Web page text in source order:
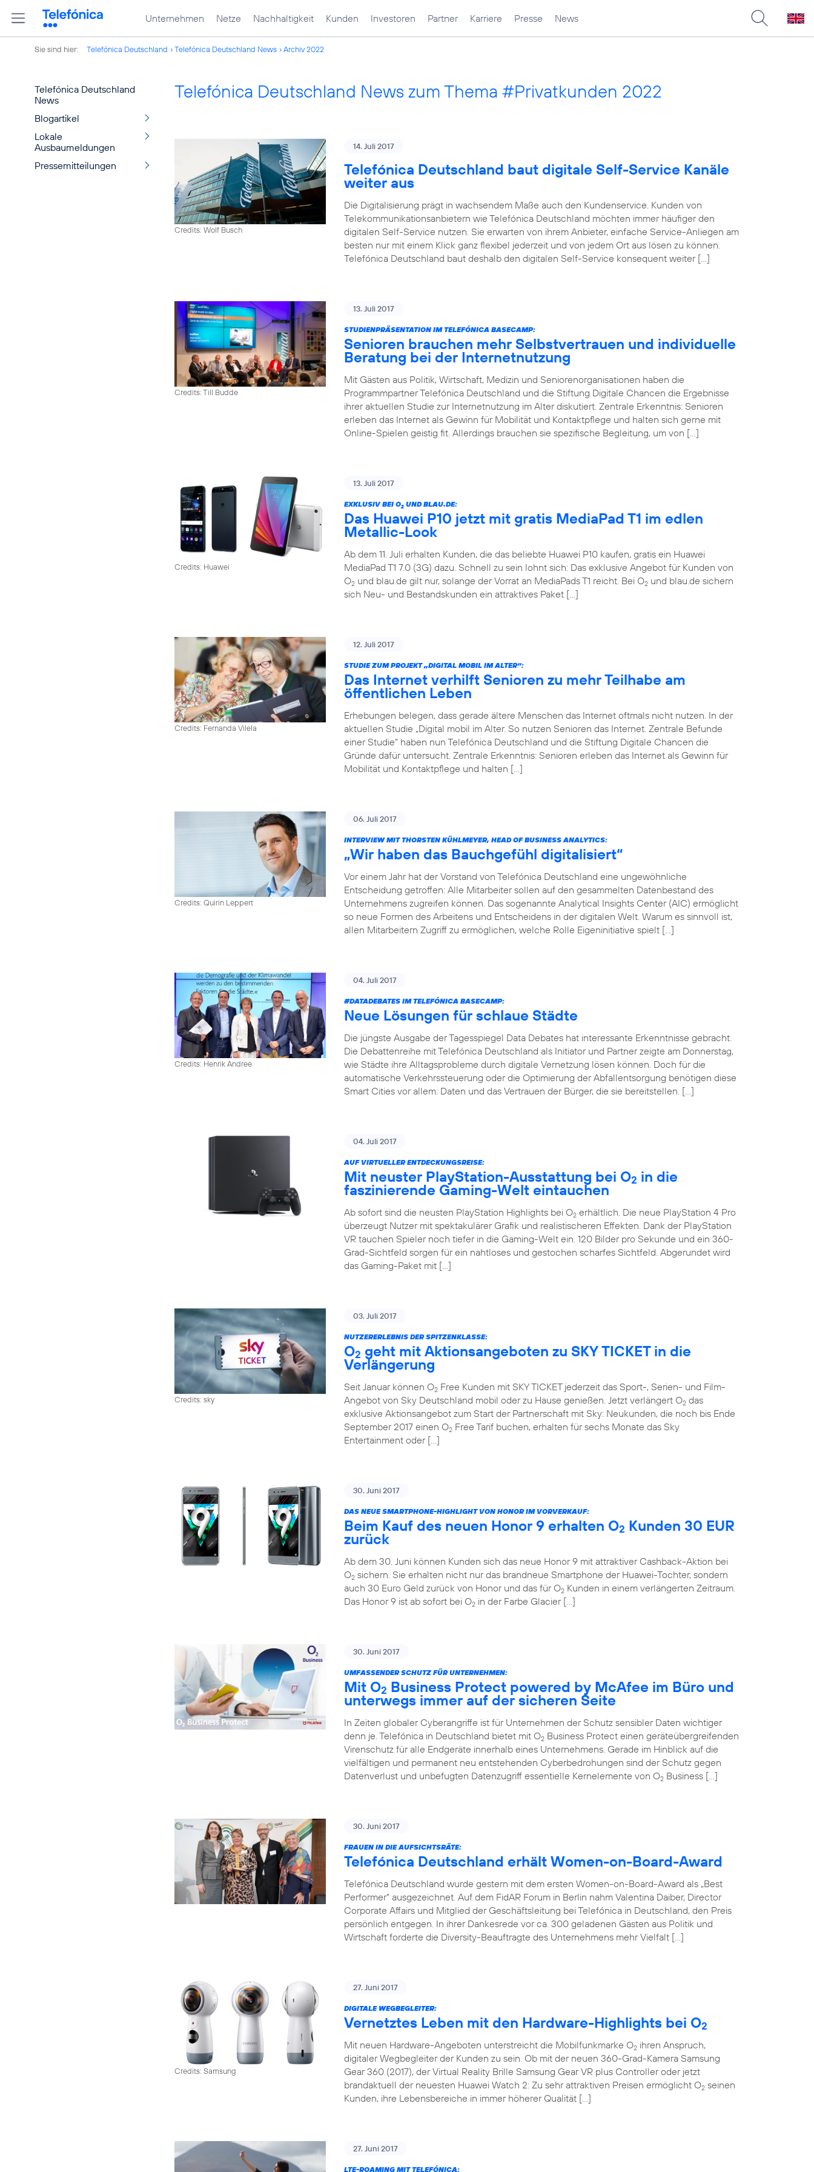
Unternehmen Netze Nachhaltigkeit Kunden Investoren Partner Karriere Presse News
Sie sind hier: Telefónica Deutschland Telefónica Deutschland News Archiv 2022
Telefónica Deutschland
News
Blogartikel
Lokale
Ausbaumeldungen
Pressemitteilungen
Telefónica Deutschland News zum Thema #Privatkunden 2022
Credits: Wolf Busch
14. Juli 2017
Telefónica Deutschland baut digitale Self-Service Kanäle
weiter aus
Die Digitalisierung prägt in wachsendem Maße auch den Kundenservice. Kunden von
Telekommunikationsanbietern wie Telefónica Deutschland möchten immer häufiger den
digitalen Self-Service nutzen. Sie erwarten von ihrem Anbieter, einfache Service-Anliegen am
besten nur mit einem Klick ganz flexibel jederzeit und von jedem Ort aus lösen zu können.
Telefónica Deutschland baut deshalb den digitalen Self-Service konsequent weiter […]
Credits: Till Budde
13. Juli 2017
STUDIENPRÄSENTATION IM TELEFÓNICA BASECAMP:
Senioren brauchen mehr Selbstvertrauen und individuelle
Beratung bei der Internetnutzung
Mit Gästen aus Politik, Wirtschaft, Medizin und Seniorenorganisationen haben die
Programmpartner Telefónica Deutschland und die Stiftung Digitale Chancen die Ergebnisse
ihrer aktuellen Studie zur Internetnutzung im Alter diskutiert. Zentrale Erkenntnis: Senioren
erleben das Internet als Gewinn für Mobilität und Kontaktpflege und halten sich gerne mit
Online-Spielen geistig fit. Allerdings brauchen sie spezifische Begleitung, um von […]
Credits: Huawei
13. Juli 2017
EXKLUSIV BEI O2 UND BLAU.DE:
Das Huawei P10 jetzt mit gratis MediaPad T1 im edlen
Metallic-Look
Ab dem 11. Juli erhalten Kunden, die das beliebte Huawei P10 kaufen, gratis ein Huawei
MediaPad T1 7.0 (3G) dazu. Schnell zu sein lohnt sich: Das exklusive Angebot für Kunden von
O2 und blau.de gilt nur, solange der Vorrat an MediaPads T1 reicht. Bei O2 und blau.de sichern
sich Neu- und Bestandskunden ein attraktives Paket […]
Credits: Fernanda Vilela
12. Juli 2017
STUDIE ZUM PROJEKT „DIGITAL MOBIL IM ALTER“:
Das Internet verhilft Senioren zu mehr Teilhabe am
öffentlichen Leben
Erhebungen belegen, dass gerade ältere Menschen das Internet oftmals nicht nutzen. In der
aktuellen Studie „Digital mobil im Alter. So nutzen Senioren das Internet. Zentrale Befunde
einer Studie“ haben nun Telefónica Deutschland und die Stiftung Digitale Chancen die
Gründe dafür untersucht. Zentrale Erkenntnis: Senioren erleben das Internet als Gewinn für
Mobilität und Kontaktpflege und halten […]
Credits: Quirin Leppert
06. Juli 2017
INTERVIEW MIT THORSTEN KÜHLMEYER, HEAD OF BUSINESS ANALYTICS:
„Wir haben das Bauchgefühl digitalisiert“
Vor einem Jahr hat der Vorstand von Telefónica Deutschland eine ungewöhnliche
Entscheidung getroffen: Alle Mitarbeiter sollen auf den gesammelten Datenbestand des
Unternehmens zugreifen können. Das sogenannte Analytical Insights Center (AIC) ermöglicht
so neue Formen des Arbeitens und Entscheidens in der digitalen Welt. Warum es sinnvoll ist,
allen Mitarbeitern Zugriff zu ermöglichen, welche Rolle Eigeninitiative spielt […]
Credits: Henrik Andree
04. Juli 2017
#DATADEBATES IM TELEFÓNICA BASECAMP:
Neue Lösungen für schlaue Städte
Die jüngste Ausgabe der Tagesspiegel Data Debates hat interessante Erkenntnisse gebracht.
Die Debattenreihe mit Telefónica Deutschland als Initiator und Partner zeigte am Donnerstag,
wie Städte ihre Alltagsprobleme durch digitale Vernetzung lösen können. Doch für die
automatische Verkehrssteuerung oder die Optimierung der Abfallentsorgung benötigen diese
Smart Cities vor allem: Daten und das Vertrauen der Bürger, die sie bereitstellen. […]
04. Juli 2017
AUF VIRTUELLER ENTDECKUNGSREISE:
Mit neuster PlayStation-Ausstattung bei O2 in die
faszinierende Gaming-Welt eintauchen
Ab sofort sind die neusten PlayStation Highlights bei O2 erhältlich. Die neue PlayStation 4 Pro
überzeugt Nutzer mit spektakulärer Grafik und realistischeren Effekten. Dank der PlayStation
VR tauchen Spieler noch tiefer in die Gaming-Welt ein. 120 Bilder pro Sekunde und ein 360-
Grad-Sichtfeld sorgen für ein nahtloses und gestochen scharfes Sichtfeld. Abgerundet wird
das Gaming-Paket mit […]
Credits: sky
03. Juli 2017
NUTZERERLEBNIS DER SPITZENKLASSE:
O2 geht mit Aktionsangeboten zu SKY TICKET in die
Verlängerung
Seit Januar können O2 Free Kunden mit SKY TICKET jederzeit das Sport-, Serien- und Film-
Angebot von Sky Deutschland mobil oder zu Hause genießen. Jetzt verlängert O2 das
exklusive Aktionsangebot zum Start der Partnerschaft mit Sky: Neukunden, die noch bis Ende
September 2017 einen O2 Free Tarif buchen, erhalten für sechs Monate das Sky
Entertainment oder […]
30. Juni 2017
DAS NEUE SMARTPHONE-HIGHLIGHT VON HONOR IM VORVERKAUF:
Beim Kauf des neuen Honor 9 erhalten O2 Kunden 30 EUR
zurück
Ab dem 30. Juni können Kunden sich das neue Honor 9 mit attraktiver Cashback-Aktion bei
O2 sichern. Sie erhalten nicht nur das brandneue Smartphone der Huawei-Tochter, sondern
auch 30 Euro Geld zurück von Honor und das für O2 Kunden in einem verlängerten Zeitraum.
Das Honor 9 ist ab sofort bei O2 in der Farbe Glacier […]
30. Juni 2017
UMFASSENDER SCHUTZ FÜR UNTERNEHMEN:
Mit O2 Business Protect powered by McAfee im Büro und
unterwegs immer auf der sicheren Seite
In Zeiten globaler Cyberangriffe ist für Unternehmen der Schutz sensibler Daten wichtiger
denn je. Telefónica in Deutschland bietet mit O2 Business Protect einen geräteübergreifenden
Virenschutz für alle Endgeräte innerhalb eines Unternehmens. Gerade im Hinblick auf die
vielfältigen und permanent neu entstehenden Cyberbedrohungen sind der Schutz gegen
Datenverlust und unbefugten Datenzugriff essentielle Kernelemente von O2 Business […]
30. Juni 2017
FRAUEN IN DIE AUFSICHTSRÄTE:
Telefónica Deutschland erhält Women-on-Board-Award
Telefónica Deutschland wurde gestern mit dem ersten Women-on-Board-Award als „Best
Performer“ ausgezeichnet. Auf dem FidAR Forum in Berlin nahm Valentina Daiber, Director
Corporate Affairs und Mitglied der Geschäftsleitung bei Telefónica in Deutschland, den Preis
persönlich entgegen. In ihrer Dankesrede vor ca. 300 geladenen Gästen aus Politik und
Wirtschaft forderte die Diversity-Beauftragte des Unternehmens mehr Vielfalt […]
Credits: Samsung
27. Juni 2017
DIGITALE WEGBEGLEITER:
Vernetztes Leben mit den Hardware-Highlights bei O2
Mit neuen Hardware-Angeboten unterstreicht die Mobilfunkmarke O2 ihren Anspruch,
digitaler Wegbegleiter der Kunden zu sein. Ob mit der neuen 360-Grad-Kamera Samsung
Gear 360 (2017), der Virtual Reality Brille Samsung Gear VR plus Controller oder jetzt
brandaktuell der neuesten Huawei Watch 2: Zu sehr attraktiven Preisen ermöglicht O2 seinen
Kunden, ihre Lebensbereiche in immer höherer Qualität […]
27. Juni 2017
LTE-ROAMING MIT TELEFÓNICA: